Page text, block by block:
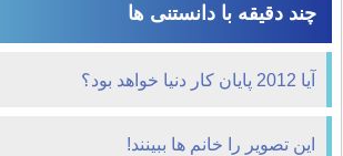
چند دقیقه با دانستنی ها
آیا 2012 پایان کار دنیا خواهد بود؟
این تصویر را خانم ها ببینند!